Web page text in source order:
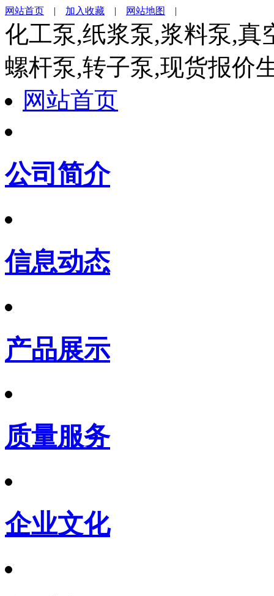
网站首页 | 加入收藏 | 网站地图 |
化工泵,纸浆泵,浆料泵,真
螺杆泵,转子泵,现货报价
网站首页
公司简介
信息动态
产品展示
质量服务
企业文化